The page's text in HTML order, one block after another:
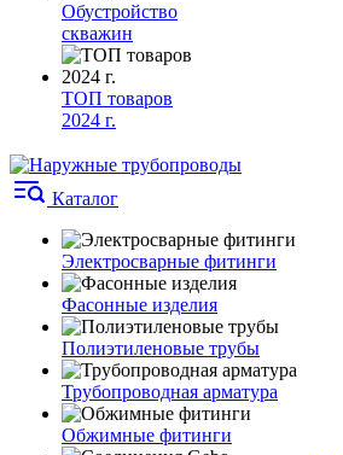
Обустройство
скважин
ТОП товаров
2024 г.
Каталог
Электросварные фитинги
Фасонные изделия
Полиэтиленовые трубы
Трубопроводная арматура
Обжимные фитинги